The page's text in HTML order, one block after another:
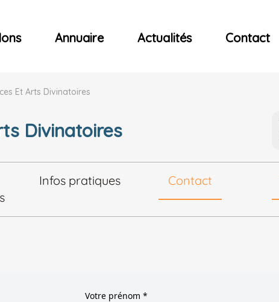
Annuaire Actualités Contact
Et Arts Divinatoires
Divinatoires
Infos pratiques Contact
Votre prénom *